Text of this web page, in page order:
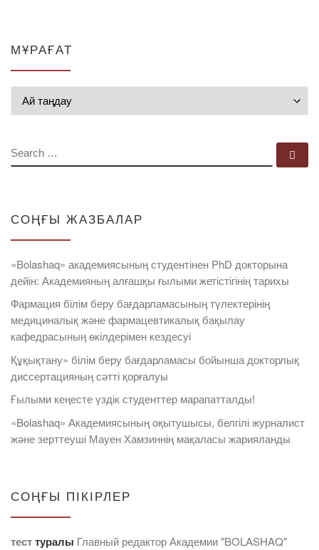
МҰРАҒАТ
SEARCH
СОҢҒЫ ЖАЗБАЛАР
«Bolashaq» академиясының студентінен PhD докторына
дейін: Академияның алғашқы ғылыми жетістігінің тарихы
Фармация білім беру бағдарламасының түлектерінің
медициналық және фармацевтикалық бақылау
кафедрасының өкілдерімен кездесуі
Құқықтану» білім беру бағдарламасы бойынша докторлық
диссертацияның сәтті қорғалуы
Ғылыми кеңесте үздік студенттер марапатталды!
«Bolashaq» Академиясының оқытушысы, белгілі журналист
және зерттеуші Мауен Хамзиннің мақаласы жарияланды
СОҢҒЫ ПІКІРЛЕР
тесттуралы Главный редактор Академии "BOLASHAQ"